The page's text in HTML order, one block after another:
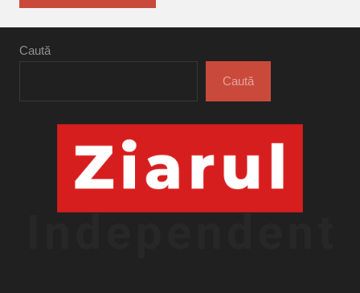
Caută
Caută